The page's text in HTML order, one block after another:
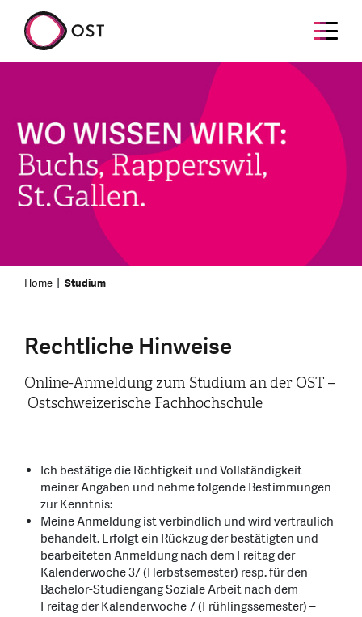
Home Studium
Rechtliche Hinweise
Online-Anmeldung zum Studium an der OST –
Ostschweizerische Fachhochschule
Ich bestätige die Richtigkeit und Vollständigkeit
meiner Angaben und nehme folgende Bestimmungen
zur Kenntnis:
Meine Anmeldung ist verbindlich und wird vertraulich
behandelt. Erfolgt ein Rückzug der bestätigten und
bearbeiteten Anmeldung nach dem Freitag der
Kalenderwoche 37 (Herbstsemester) resp. für den
Bachelor-Studiengang Soziale Arbeit nach dem
Freitag der Kalenderwoche 7 (Frühlingssemester) –